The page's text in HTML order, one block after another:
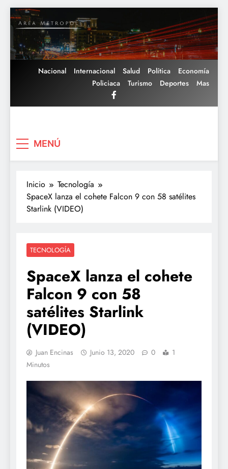
Saltar
al
contenido
Nacional Internacional Salud Política
Economía
Policiaca
Turismo Deportes Mas
MENÚ
Inicio
Tecnología
SpaceX lanza el cohete Falcon 9 con 58 satélites
Starlink (VIDEO)
TECNOLOGÍA
SpaceX lanza el cohete
Falcon 9 con 58
satélites Starlink
(VIDEO)
Juan Encinas Junio 13, 2020 0
1
Minutos